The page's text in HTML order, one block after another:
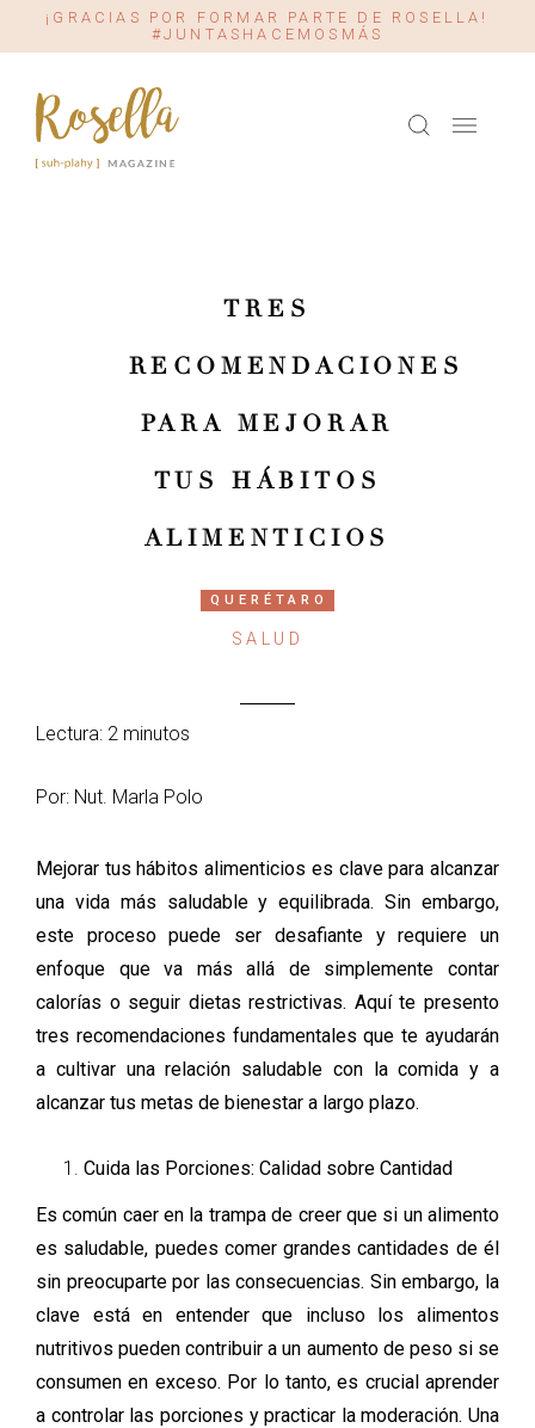
¡GRACIAS POR FORMAR PARTE DE ROSELLA!
#JUNTASHACEMOSMÁS
TRES
RECOMENDACIONES
PARA MEJORAR
TUS HÁBITOS
ALIMENTICIOS
QUERÉTARO
SALUD
Lectura: 2 minutos
Por: Nut. Marla Polo
Mejorar tus hábitos alimenticios es clave para alcanzar
una vida más saludable y equilibrada. Sin embargo,
este proceso puede ser desafiante y requiere un
enfoque que va más allá de simplemente contar
calorías o seguir dietas restrictivas. Aquí te presento
tres recomendaciones fundamentales que te ayudarán
a cultivar una relación saludable con la comida y a
alcanzar tus metas de bienestar a largo plazo.
Cuida las Porciones: Calidad sobre Cantidad
Es común caer en la trampa de creer que si un alimento
es saludable, puedes comer grandes cantidades de él
sin preocuparte por las consecuencias. Sin embargo, la
clave está en entender que incluso los alimentos
nutritivos pueden contribuir a un aumento de peso si se
consumen en exceso. Por lo tanto, es crucial aprender
a controlar las porciones y practicar la moderación. Una